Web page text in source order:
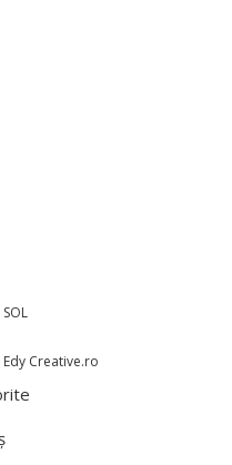
SOL
Edy Creative.ro